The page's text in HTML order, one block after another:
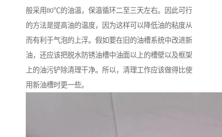
般采用80℃的油温，保温循环二至三天左右。因此可行
的方法是提高油的温度，因为这样可以降低油的粘度从
而有利于气泡的上浮。假如要在旧的油槽系统中改进新
油，还应该把脱水防锈油槽中油面以上的槽壁以及框架
上的油污铲除清理干净。所以，清理工作应该做得比使
用新油槽时更一些。